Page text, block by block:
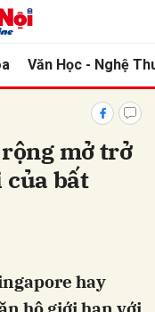
Văn Học - Nghệ
mở trở
của bất
hay